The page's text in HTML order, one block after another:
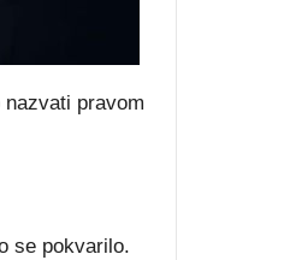
pravom
se pokvarilo.